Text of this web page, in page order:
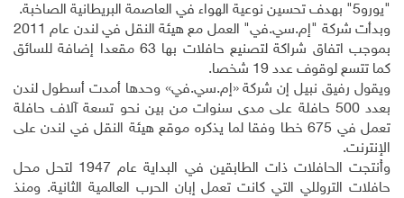
"يورو5" بهدف تحسين نوعية الهواء في العاصمة البريطانية الصاخبة
.
وبدأت شركة "إم.سي.في" العمل مع هيئة النقل في لندن عام 2011
بموجب اتفاق شراكة لتصنيع حافلات بها 63 مقعدا إضافة للسائق
كما تتسع لوقوف عدد 19 شخصا
.
ويقول رفيق نبيل إن شركة «إم.سي.في» وحدها أمدت أسطول لندن
بعدد 500 حافلة على مدى سنوات من بين نحو تسعة آلاف حافلة
تعمل في 675 خطا وفقا لما يذكره موقع هيئة النقل في لندن على
الإنترنت.
وأُنتجت الحافلات ذات الطابقين في البداية عام 1947 لتحل محل
حافلات التروللي التي كانت تعمل إبان الحرب العالمية الثانية. ومنذ